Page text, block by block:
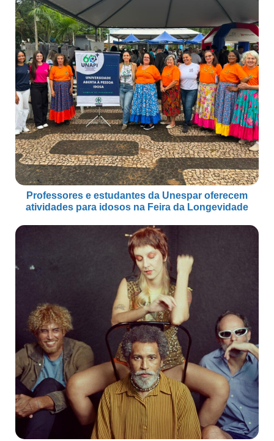
Professores e estudantes da Unespar oferecem
atividades para idosos na Feira da Longevidade